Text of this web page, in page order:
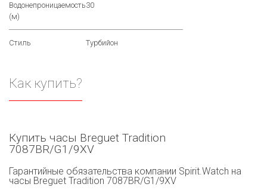
Водонепроницаемость
(м)
30
Стиль Турбийон
Как купить?
Купить часы Breguet Tradition
7087BR/G1/9XV
Гарантийные обязательства компании Spirit.Watch на
часы Breguet Tradition 7087BR/G1/9XV